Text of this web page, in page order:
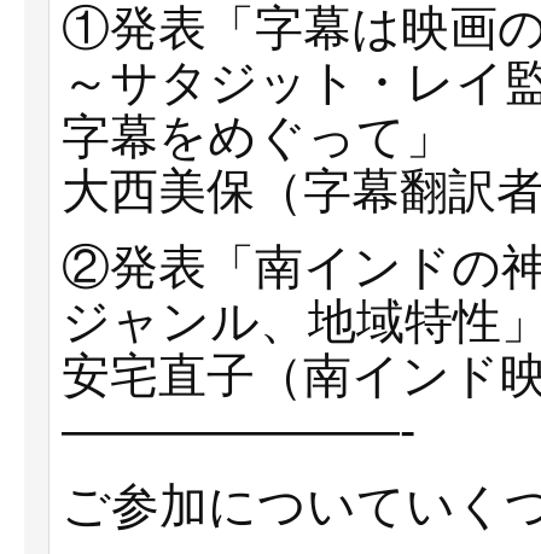
①発表「字幕は映画
～サタジット・レイ
字幕をめぐって」
大西美保（字幕翻訳
②発表「南インドの
ジャンル、地域特性
安宅直子（南インド
———————-
ご参加についていく